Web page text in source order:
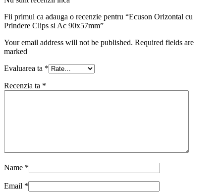
Fii primul ca adauga o recenzie pentru “Ecuson Orizontal cu
Prindere Clips si Ac 90x57mm”
Your email address will not be published. Required fields are
marked
Evaluarea ta *
Recenzia ta *
Name *
Email *